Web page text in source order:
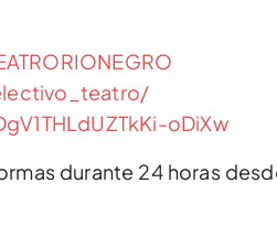
oDiXw
durante 24 horas